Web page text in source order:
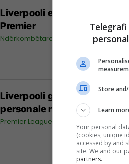
Liverpooli e gjen
Premier
Ndërkombëtare 28/07/2026
Liverpooli gjen pasuesin e
personale me yllin francez
Premier League
Store
Learn
Your personal
(cookies, unique
accessed by and
site. We and our
partners.